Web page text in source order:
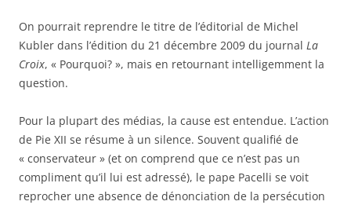
On pourrait reprendre le titre de l’éditorial de Michel
Kubler dans l’édition du 21 décembre 2009 du journal La
Croix, « Pourquoi? », mais en retournant intelligemment la
question.
Pour la plupart des médias, la cause est entendue. L’action
de Pie XII se résume à un silence. Souvent qualifié de
« conservateur » (et on comprend que ce n’est pas un
compliment qu’il lui est adressé), le pape Pacelli se voit
reprocher une absence de dénonciation de la persécution